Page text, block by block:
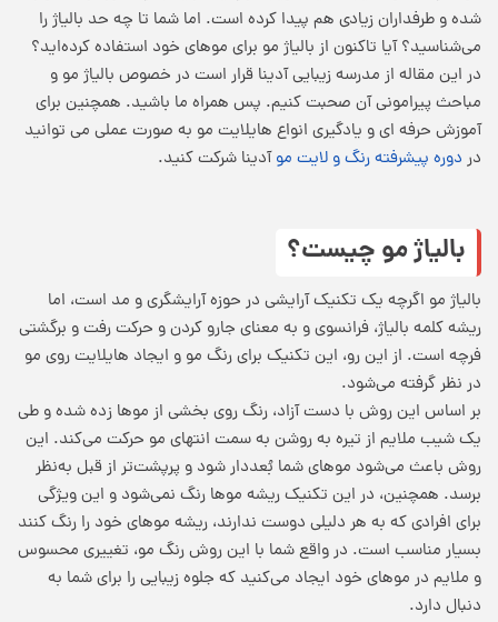
شده و طرفداران زیادی هم پیدا کرده است. اما شما تا چه حد بالیاژ را
می‌شناسید؟ آیا تاکنون از بالیاژ مو برای موهای خود استفاده کرده‌اید؟
در این مقاله از مدرسه زیبایی آدینا قرار است در خصوص بالیاژ مو و
مباحث پیرامونی آن صحبت کنیم. پس همراه ما باشید. همچنین برای
آموزش حرفه ای و یادگیری انواع هایلایت مو به صورت عملی می توانید
در دوره پیشرفته رنگ و لایت موآدینا شرکت کنید.
بالیاژ مو چیست؟
بالیاژ مو اگرچه یک تکنیک آرایشی در حوزه آرایشگری و مد است، اما
ریشه کلمه بالیاژ، فرانسوی و به معنای جارو کردن و حرکت رفت و برگشتی
فرچه است. از این رو، این تکنیک برای رنگ مو و ایجاد هایلایت روی مو
در نظر گرفته می‌شود.
بر اساس این روش با دست آزاد، رنگ روی بخشی از موها زده شده و طی
یک شیب ملایم از تیره به روشن به سمت انتهای مو حرکت می‌کند. این
روش باعث می‌شود موهای شما بُعددار شود و پرپشت‌تر از قبل به‌نظر
برسد. همچنین، در این تکنیک ریشه موها رنگ نمی‌شود و این ویژگی
برای افرادی که به هر دلیلی دوست ندارند، ریشه موهای خود را رنگ کنند
بسیار مناسب است. در واقع شما با این روش رنگ مو، تغییری محسوس
و ملایم در موهای خود ایجاد می‌کنید که جلوه زیبایی را برای شما به
دنبال دارد.